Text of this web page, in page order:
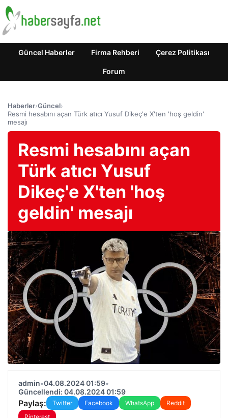
Güncel Haberler Firma Rehberi Çerez Politikası
Forum
Haberler›Güncel›
Resmi hesabını açan Türk atıcı Yusuf Dikeç'e X'ten 'hoş geldin'
mesajı
Resmi hesabını açan
Türk atıcı Yusuf
Dikeç'e X'ten 'hoş
geldin' mesajı
admin•04.08.2024 01:59•
Güncellendi: 04.08.2024 01:59
Paylaş: Twitter Facebook WhatsApp
Reddit